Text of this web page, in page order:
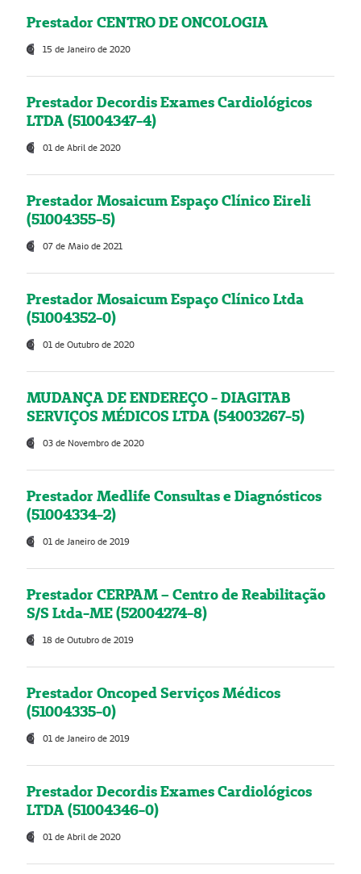
Prestador CENTRO DE ONCOLOGIA
15 de Janeiro de 2020
Prestador Decordis Exames Cardiológicos
LTDA (51004347-4)
01 de Abril de 2020
Prestador Mosaicum Espaço Clínico Eireli
(51004355-5)
07 de Maio de 2021
Prestador Mosaicum Espaço Clínico Ltda
(51004352-0)
01 de Outubro de 2020
MUDANÇA DE ENDEREÇO - DIAGITAB
SERVIÇOS MÉDICOS LTDA (54003267-5)
03 de Novembro de 2020
Prestador Medlife Consultas e Diagnósticos
(51004334-2)
01 de Janeiro de 2019
Prestador CERPAM – Centro de Reabilitação
S/S Ltda-ME (52004274-8)
18 de Outubro de 2019
Prestador Oncoped Serviços Médicos
(51004335-0)
01 de Janeiro de 2019
Prestador Decordis Exames Cardiológicos
LTDA (51004346-0)
01 de Abril de 2020